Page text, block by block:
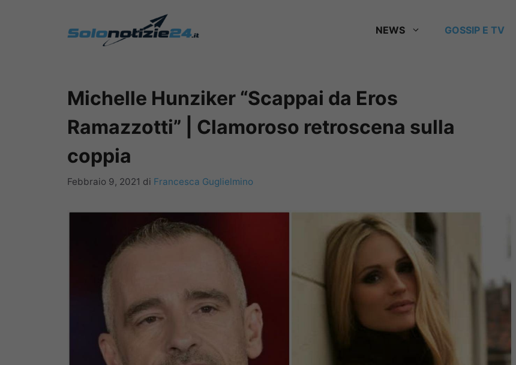
NEWS GOSSIP E TV
Michelle Hunziker “Scappai da Eros
Ramazzotti” | Clamoroso retroscena sulla
coppia
Febbraio 9, 2021 di Francesca Guglielmino